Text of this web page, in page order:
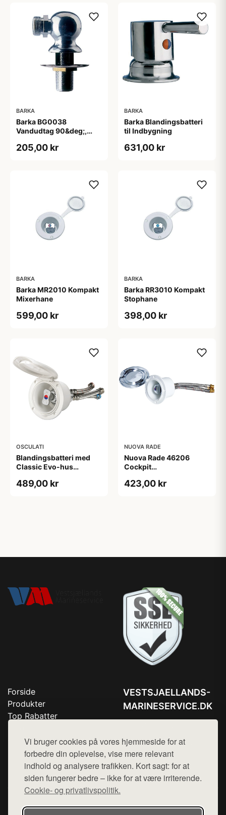
Vi bruger cookies på vores hjemmeside for at
forbedre din oplevelse, vise mere relevant
indhold og analysere trafikken. Kort sagt: for at
siden fungerer bedre – ikke for at være irriterende.
Cookie- og privatlivspolitik.
BARKA
Barka BG0038
Vandudtag 90&deg;,
205,00 kr
BARKA
Barka Blandingsbatteri
til Indbygning
631,00 kr
BARKA
Barka MR2010 Kompakt
Mixerhane
599,00 kr
BARKA
Barka RR3010 Kompakt
Stophane
398,00 kr
OSCULATI
Blandingsbatteri med
Classic Evo-hus
489,00 kr
NUOVA RADE
Nuova Rade 46206
Cockpit
Indbygning med Låg
423,00 kr
Forside
Produkter
Top Rabatter
Kontakt
VESTSJAELLANDS-
MARINESERVICE.DK
Mail:hej@want.dk
Cookie- og privatlivspolitik
Denne side er en del af want.dk, der udgiver en række